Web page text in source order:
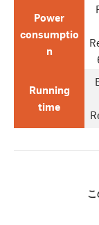
Power
consumptio
n
Running
time